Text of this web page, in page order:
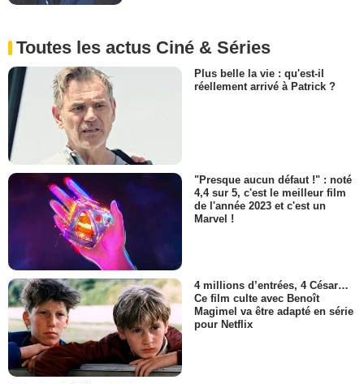
Toutes les actus Ciné & Séries
Plus belle la vie : qu'est-il
réellement arrivé à Patrick ?
"Presque aucun défaut !" : noté
4,4 sur 5, c'est le meilleur film
de l'année 2023 et c'est un
Marvel !
4 millions d’entrées, 4 César…
Ce film culte avec Benoît
Magimel va être adapté en série
pour Netflix